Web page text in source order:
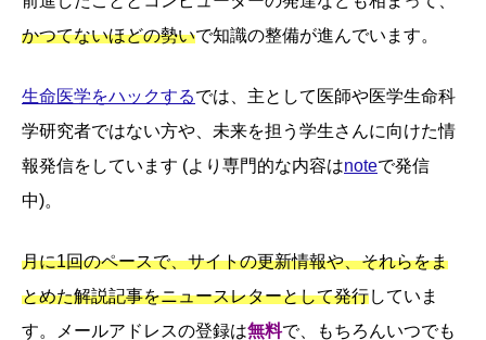
かつてないほどの勢いで知識の整備が進んでいます。
生命医学をハックするでは、主として医師や医学生命科
学研究者ではない方や、未来を担う学生さんに向けた情
報発信をしています (より専門的な内容はnoteで発信
中)。
月に1回のペースで、サイトの更新情報や、それらをま
とめた解説記事をニュースレターとして発行していま
す。メールアドレスの登録は無料で、もちろんいつでも